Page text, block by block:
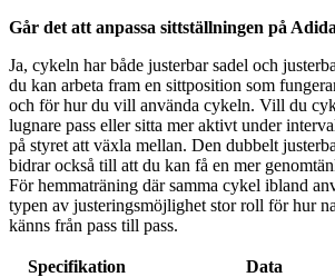
Går det att anpassa sittställningen på
Ja, cykeln har både justerbar sadel och
du kan arbeta fram en sittposition som
och för hur du vill använda cykeln. Vill du
lugnare pass eller sitta mer aktivt under
på styret att växla mellan. Den dubbelt
bidrar också till att du kan få en mer
För hemmaträning där samma cykel ibland
typen av justeringsmöjlighet stor roll för hur
känns från pass till pass.
Specifikation
Data